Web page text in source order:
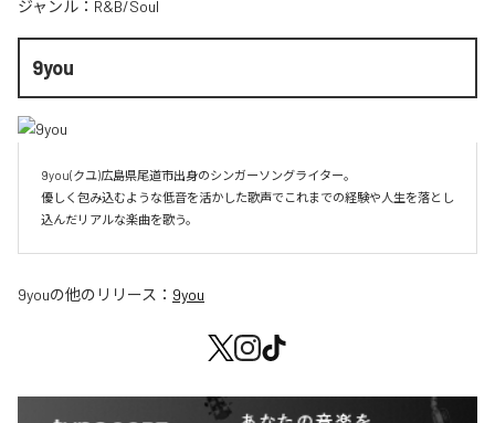
ジャンル： R&B/Soul
9you
9you(クユ)広島県尾道市出身のシンガーソングライター。
優しく包み込むような低音を活かした歌声でこれまでの経験や人生を落とし
込んだリアルな楽曲を歌う。
9youの他のリリース： 9you